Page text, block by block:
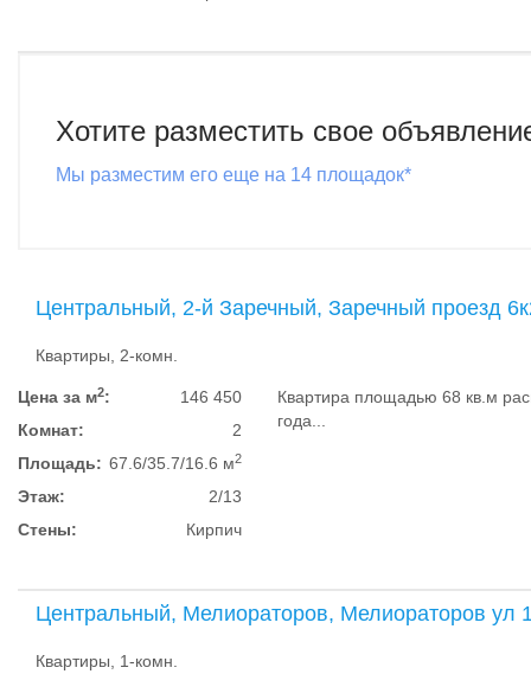
Хотите разместить свое
Мы разместим его еще на 14 площадок*
Центральный, 2-й Заречный, Заречный проезд
Квартиры, 2-комн.
Цена за м2:
146 450
Комнат:
2
Площадь: 67.6/35.7/16.6 м2
Этаж:
2/13
Стены:
Кирпич
Квартира площадью 68 кв.м
года...
Центральный, Мелиораторов, Мелиораторов ул
Квартиры, 1-комн.